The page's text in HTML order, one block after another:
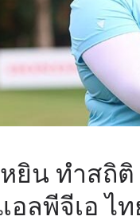
ยิน ทำสถิ
อลพีจีเอ ไ